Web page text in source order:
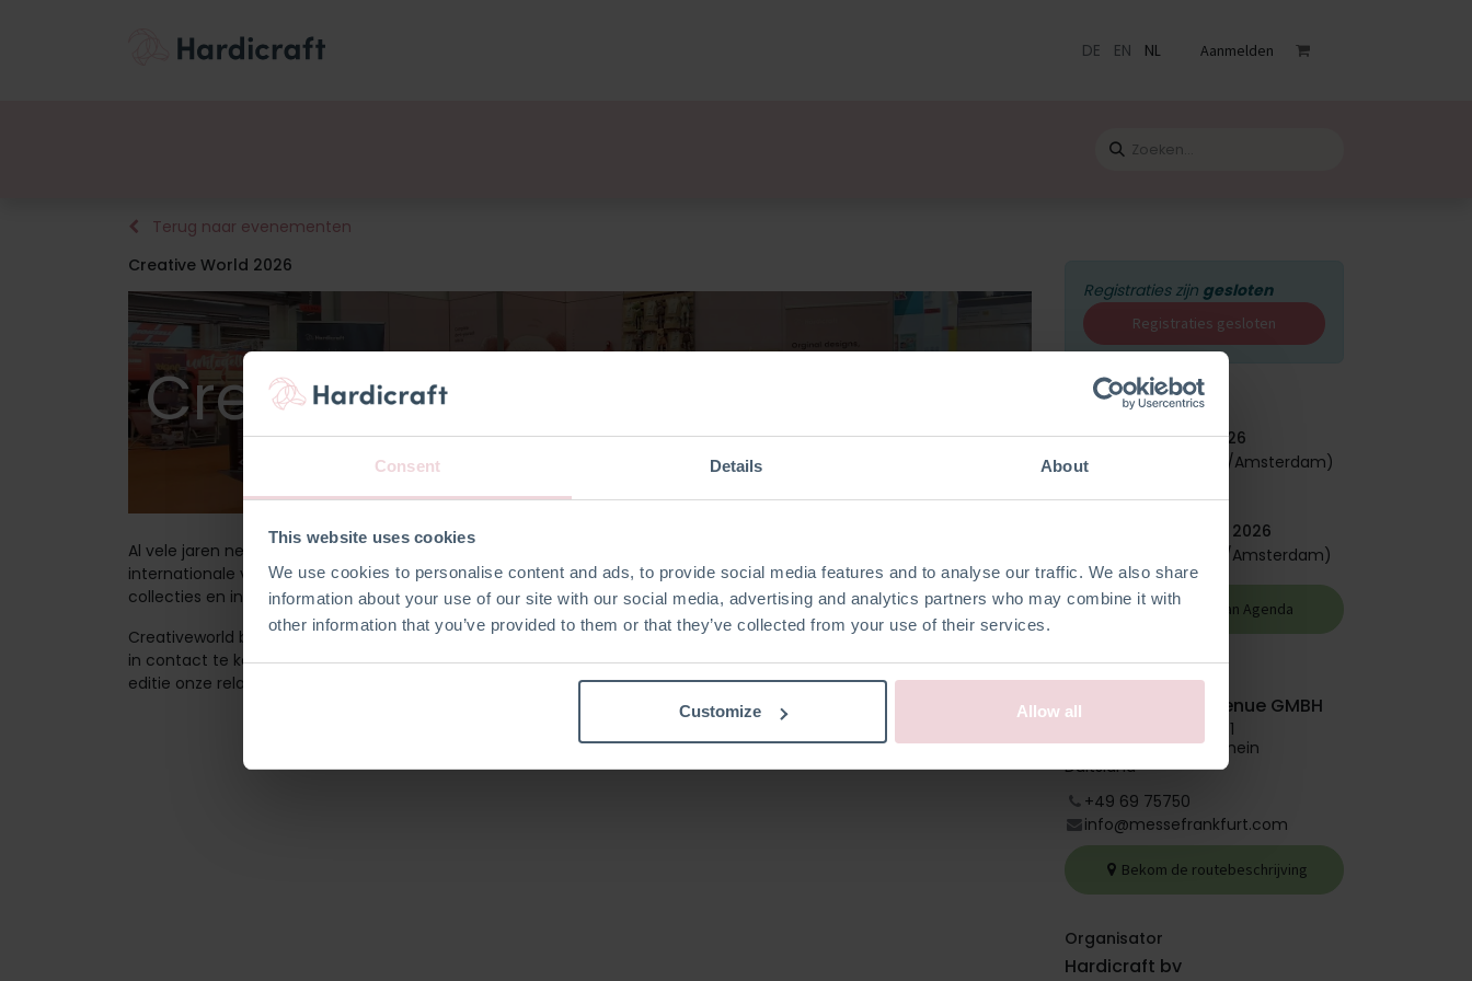
Consent Details About
This website uses cookies
We use cookies to personalise content and ads, to provide social media features and to analyse our traffic. We also share
information about your use of our site with our social media, advertising and analytics partners who may combine it with
other information that you’ve provided to them or that they’ve collected from your use of their services.
Customize Allow all
DE EN NL Aanmelden
Catalogus
Terug naar evenementen
Creative World 2026
Creative World 2026
Al vele jaren neemt ons bedrijf met succes deel aan
internationale vakbeurs voor de creatieve sector. Ook in2026zullen wij opnieuw aanwezig zijn om onze nieuwste
collecties en innovaties te presenteren.
Creativeworld biedt ons telkens weer een waardevol platform om onze producten te tonen, inspiratie op te doen en
in contact te komen met partners en vakgenoten uit de hele wereld. Wij kijken ernaar uit om ook tijdens de komende
editie onze relaties te ontmoeten en nieuwe samenwerkingen aan te gaan.
Registraties zijn gesloten
Registraties gesloten
Datum & Tijd
vrijdag 6 februari 2026
Start -
Europe/Amsterdam)
maandag 9 februari 2026
Europe/Amsterdam)
Toevoegen aan Agenda
Locatie
Messe Frankfurt Venue GMBH
Ludwig Erhard Anlage 1
60327 Frankfurt am mein
Duitsland
+49 69 75750
info@messefrankfurt.com
Bekom de routebeschrijving
Organisator
Hardicraft bv